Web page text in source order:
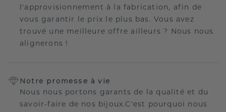
l'approvisionnement à la fabrication, afin de
vous garantir le prix le plus bas. Vous avez
trouvé une meilleure offre ailleurs ? Nous nous
alignerons !
Notre promesse à vie
Nous nous portons garants de la qualité et du
savoir-faire de nos bijoux.C'est pourquoi nous